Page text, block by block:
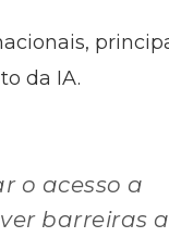
da IA.
o acesso a
barreiras